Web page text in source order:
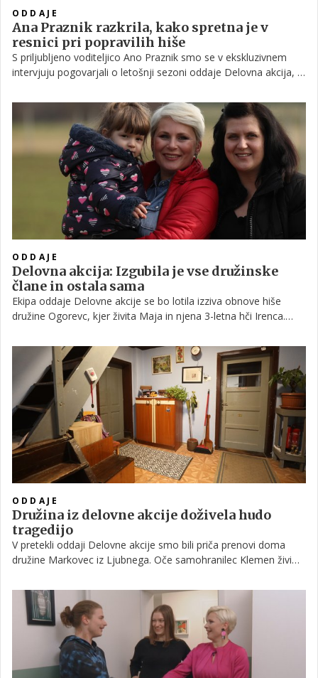
ODDAJE
Ana Praznik razkrila, kako spretna je v
resnici pri popravilih hiše
S priljubljeno voditeljico Ano Praznik smo se v ekskluzivnem
intervjuju pogovarjali o letošnji sezoni oddaje Delovna akcija, ki
pomeni dom in kako spretna je sama pri opravljanju hišnih
ODDAJE
Delovna akcija: Izgubila je vse družinske
člane in ostala sama
Ekipa oddaje Delovne akcije se bo lotila izziva obnove hiše
družine Ogorevc, kjer živita Maja in njena 3-letna hči Irenca.
skoraj istočasna smrt njene babice in brata. Kljub tem tragičnim
dogodkom so Majina skromna sredstva do sedaj zadostovala
le za minimalne izboljšave, zaradi česar še vedno živita v zelo
dotrajani hiši.
ODDAJE
Družina iz delovne akcije doživela hudo
tragedijo
V pretekli oddaji Delovne akcije smo bili priča prenovi doma
družine Markovec iz Ljubnega. Oče samohranilec Klemen živi
dotrajani hiši, ki jo je podedoval po svojem očetu. Še nedolgo
nazaj je izgubil ženo Sandro, ki je izgubila boj z rakom.